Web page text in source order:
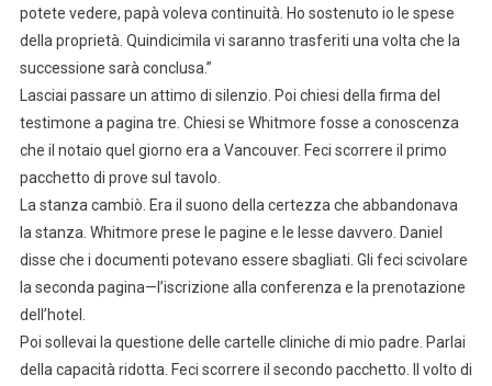
potete vedere, papà voleva continuità. Ho sostenuto io le spese
della proprietà. Quindicimila vi saranno trasferiti una volta che la
successione sarà conclusa.”
Lasciai passare un attimo di silenzio. Poi chiesi della firma del
testimone a pagina tre. Chiesi se Whitmore fosse a conoscenza
che il notaio quel giorno era a Vancouver. Feci scorrere il primo
pacchetto di prove sul tavolo.
La stanza cambiò. Era il suono della certezza che abbandonava
la stanza. Whitmore prese le pagine e le lesse davvero. Daniel
disse che i documenti potevano essere sbagliati. Gli feci scivolare
la seconda pagina—l’iscrizione alla conferenza e la prenotazione
dell’hotel.
Poi sollevai la questione delle cartelle cliniche di mio padre. Parlai
della capacità ridotta. Feci scorrere il secondo pacchetto. Il volto di